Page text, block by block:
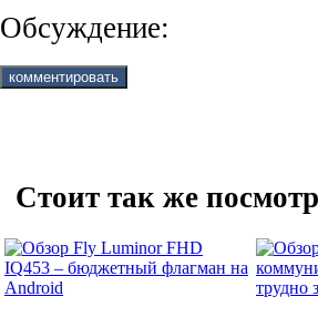
Обсуждение:
Стоит так же